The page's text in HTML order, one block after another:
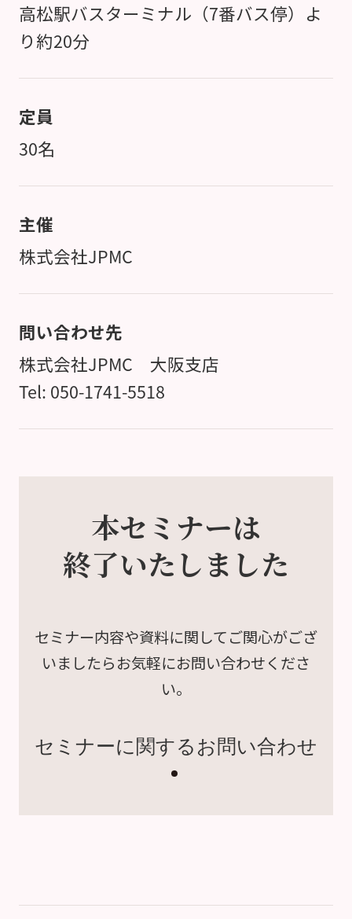
高松駅バスターミナル（7番バス停）よ
り約20分
定員
30名
主催
株式会社JPMC
問い合わせ先
株式会社JPMC 大阪支店
Tel: 050-1741-5518
本セミナーは
終了いたしました
セミナー内容や資料に関してご関心がござ
いましたらお気軽にお問い合わせくださ
い。
セミナーに関するお問い合わせ